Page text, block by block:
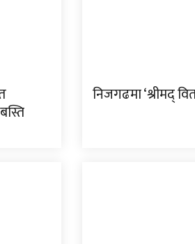
निजगढमा ‘श्रीमद्